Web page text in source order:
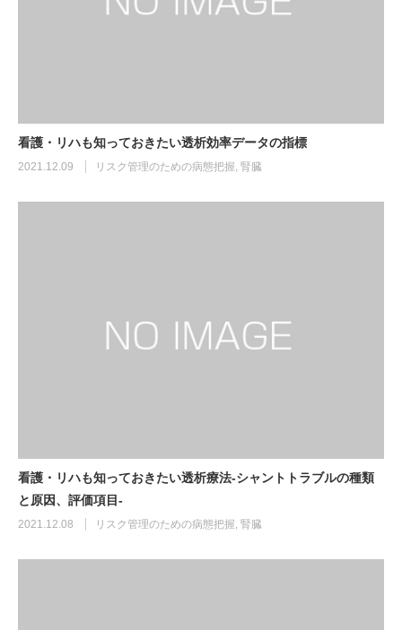
看護・リハも知っておきたい透析効率データの指標
2021.12.09 リスク管理のための病態把握, 腎臓
看護・リハも知っておきたい透析療法-シャントトラブルの種類
と原因、評価項目-
2021.12.08 リスク管理のための病態把握 腎臓